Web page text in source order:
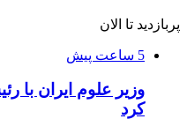
پربازدید تا الان
5 ساعت پیش
وزیر علوم ایران با
کرد